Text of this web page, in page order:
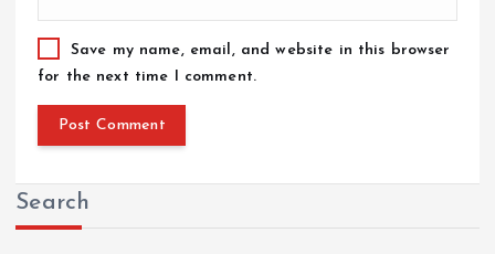
Save my name, email, and website in this browser
for the next time I comment.
Search